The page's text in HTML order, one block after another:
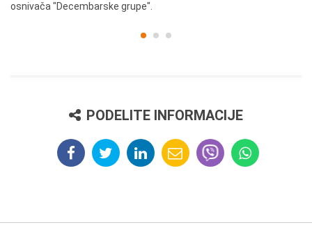
osnivača "Decembarske grupe".
PODELITE INFORMACIJE